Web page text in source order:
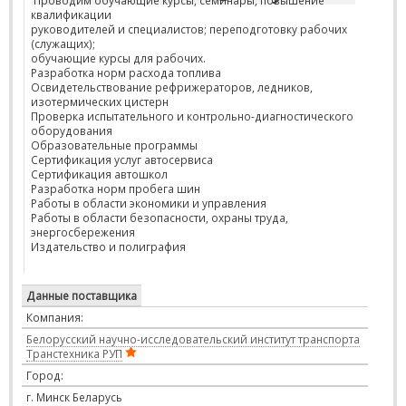
квалификации
руководителей и специалистов; переподготовку рабочих
(служащих);
обучающие курсы для рабочих.
Разработка норм расхода топлива
Освидетельствование рефрижераторов, ледников,
изотермических цистерн
Проверка испытательного и контрольно-диагностического
оборудования
Образовательные программы
Сертификация услуг автосервиса
Сертификация автошкол
Разработка норм пробега шин
Работы в области экономики и управления
Работы в области безопасности, охраны труда,
энергосбережения
Издательство и полиграфия
Данные поставщика
Компания:
Белорусский научно-исследовательский институт транспорта
Транстехника РУП
Город:
г. Минск Беларусь